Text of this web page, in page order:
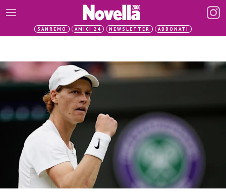
SANREMO AMICI 24 NEWSLETTER ABBONATI